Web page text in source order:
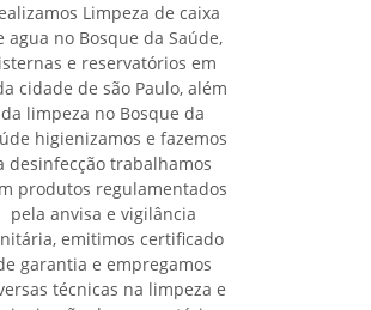
Limpeza de caixa
agua no Bosque da Saúde,
e reservatórios em
cidade de são Paulo, além
da limpeza no Bosque da
higienizamos e fazemos
desinfecção trabalhamos
produtos regulamentados
pela anvisa e vigilância
emitimos certificado
garantia e empregamos
técnicas na limpeza e